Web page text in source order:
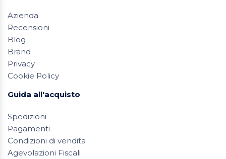
Azienda
Recensioni
Blog
Brand
Privacy
Cookie Policy
Guida all'acquisto
Spedizioni
Pagamenti
Condizioni di vendita
Agevolazioni Fiscali